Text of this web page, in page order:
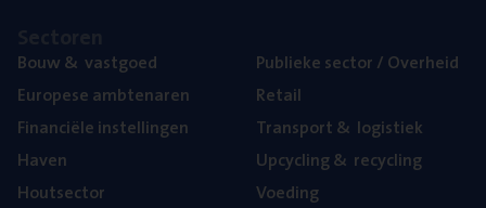
Bouw& vastgoed
Euro­pe­se ambtenaren
Finan­ci­ë­le instellingen
Haven
Hout­sec­tor
Publie­ke sec­tor / Overheid
Retail
Trans­port& logistiek
Upcy­cling& recycling
Voe­ding